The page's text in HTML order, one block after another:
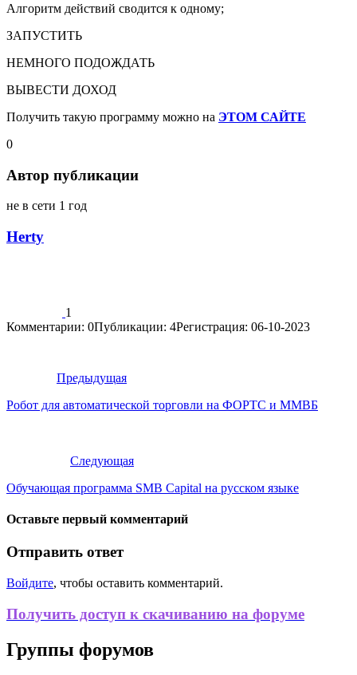
Алгоритм действий сводится к одному;
ЗАПУСТИТЬ
НЕМНОГО ПОДОЖДАТЬ
ВЫВЕСТИ ДОХОД
Получить такую программу можно на ЭТОМ САЙТЕ
0
Автор публикации
не в сети 1 год
Herty
1
Комментарии: 0Публикации: 4Регистрация: 06-10-2023
Предыдущая
Робот для автоматической торговли на ФОРТС и ММВБ
Следующая
Обучающая программа SMB Capital на русском языке
Оставьте первый комментарий
Отправить ответ
Войдите, чтобы оставить комментарий.
Получить доступ к скачиванию на форуме
Группы форумов